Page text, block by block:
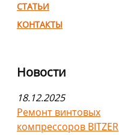
СТАТЬИ
КОНТАКТЫ
Новости
18.12.2025
Ремонт винтовых
компрессоров BITZER